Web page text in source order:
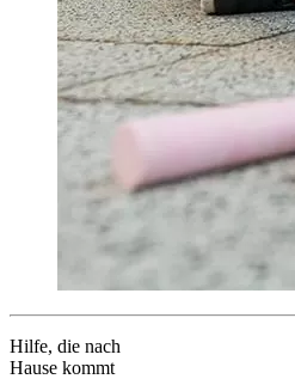
Hilfe, die nach
Hause kommt